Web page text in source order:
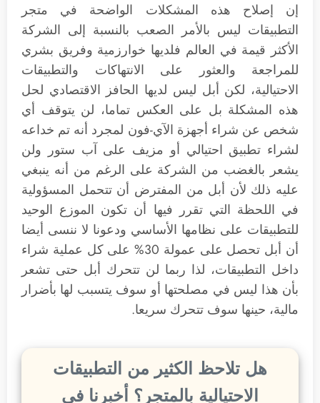
إن إصلاح هذه المشكلات الواضحة في متجر
التطبيقات ليس بالأمر الصعب بالنسبة إلى الشركة
الأكثر قيمة في العالم فلديها خوارزمية وفريق بشري
للمراجعة والعثور على الانتهاكات والتطبيقات
الاحتيالية، لكن أبل ليس لديها الحافز الاقتصادي لحل
هذه المشكلة بل على العكس تماما، لن يتوقف أي
شخص عن شراء أجهزة الآي-فون لمجرد أنه تم خداعه
لشراء تطبيق احتيالي أو مزيف على آب ستور ولن
يشعر بالغضب من الشركة على الرغم من أنه ينبغي
عليه ذلك لأن أبل من المفترض أن تتحمل المسؤولية
في اللحظة التي تقرر فيها أن تكون الموزع الوحيد
للتطبيقات على نظامها الأساسي ودعونا لا ننسى أيضا
أن أبل تحصل على عمولة 30% على كل عملية شراء
داخل التطبيقات، لذا ربما لن تتحرك أبل حتى تشعر
بأن هذا ليس في مصلحتها أو سوف يتسبب لها بأضرار
مالية، حينها سوف تتحرك سريعا.
هل تلاحظ الكثير من التطبيقات
الاحتيالية بالمتجر؟ أخبرنا في